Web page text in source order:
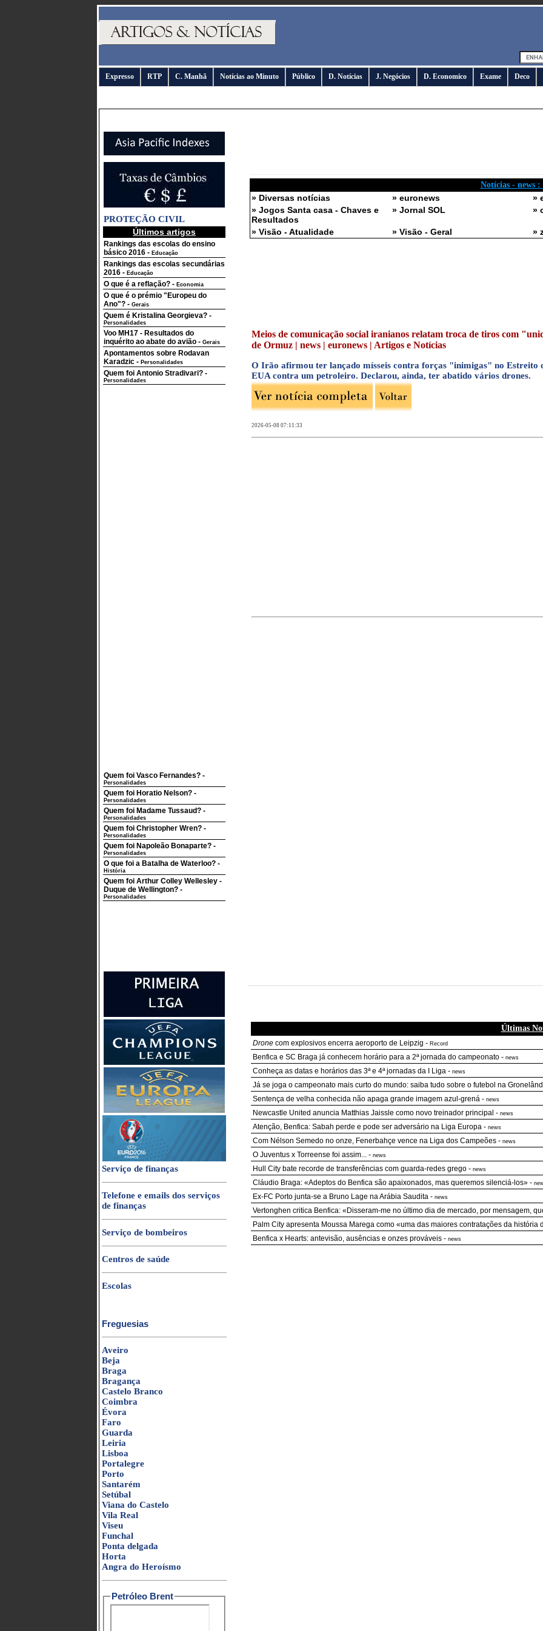
Expresso RTP C. Manhã Notícias ao Minuto Público D. Notícias J. Negócios D. Economico Exame Deco
PROTEÇÃO CIVIL
Últimos artigos
Rankings das escolas do ensino
básico 2016 - Educação
Rankings das escolas secundárias
2016 - Educação
O que é a reflação? - Economia
O que é o prémio "Europeu do
Ano"? - Gerais
Quem é Kristalina Georgieva? -
Personalidades
Voo MH17 - Resultados do
inquérito ao abate do avião - Gerais
Apontamentos sobre Rodavan
Karadzic - Personalidades
Quem foi Antonio Stradivari? -
Personalidades
Quem foi Vasco Fernandes? -
Personalidades
Quem foi Horatio Nelson? -
Personalidades
Quem foi Madame Tussaud? -
Personalidades
Quem foi Christopher Wren? -
Personalidades
Quem foi Napoleão Bonaparte? -
Personalidades
O que foi a Batalha de Waterloo? -
História
Quem foi Arthur Colley Wellesley -
Duque de Wellington? -
Personalidades
Serviço de finanças
Telefone e emails dos serviços
de finanças
Serviço de bombeiros
Centros de saúde
Escolas
Freguesias
Aveiro
Beja
Braga
Bragança
Castelo Branco
Coimbra
Évora
Faro
Guarda
Leiria
Lisboa
Portalegre
Porto
Santarém
Setúbal
Viana do Castelo
Vila Real
Viseu
Funchal
Ponta delgada
Horta
Angra do Heroísmo
Petróleo Brent
Notícias - news :
» Diversas notícias » euronews »
» Jogos Santa casa - Chaves e
Resultados
» Jornal SOL »
» Visão - Atualidade » Visão - Geral »
Meios de comunicação social iranianos relatam troca de tiros com
de Ormuz | news | euronews | Artigos e Notícias
O Irão afirmou ter lançado mísseis contra forças "inimigas" no Estreito
EUA contra um petroleiro. Declarou, ainda, ter abatido vários drones.
2026-05-08 07:11:33
Últimas
Drone com explosivos encerra aeroporto de Leipzig - Record
Benfica e SC Braga já conhecem horário para a 2ª jornada do campeonato - news
Conheça as datas e horários das 3ª e 4ª jornadas da I Liga - news
Já se joga o campeonato mais curto do mundo: saiba tudo sobre o futebol na
Sentença de velha conhecida não apaga grande imagem azul-grená - news
Newcastle United anuncia Matthias Jaissle como novo treinador principal - news
Atenção, Benfica: Sabah perde e pode ser adversário na Liga Europa - news
Com Nélson Semedo no onze, Fenerbahçe vence na Liga dos Campeões - news
O Juventus x Torreense foi assim... - news
Hull City bate recorde de transferências com guarda-redes grego - news
Cláudio Braga: «Adeptos do Benfica são apaixonados, mas queremos silenciá-los» -
Ex-FC Porto junta-se a Bruno Lage na Arábia Saudita - news
Vertonghen critica Benfica: «Disseram-me no último dia de mercado, por mensagem,
Palm City apresenta Moussa Marega como «uma das maiores contratações da história
Benfica x Hearts: antevisão, ausências e onzes prováveis - news